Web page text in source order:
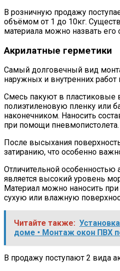
В розничную продажу
объёмом от 1 до 10кг.
материала можно назвать
Акрилатные герметики
Самый долговечный вид
наружных и внутренних
Смесь пакуют в пластиковые
полиэтиленовую пленку или
наконечником. Наносить
при помощи пневмопистолета.
После высыхания
затиранию, что особенно
Отличительной особенностью
является высокий уровень
Материал можно наносить
сухую или влажную
Читайте также:
доме • Монтаж окон ПВХ
В продажу поступают 2 вида